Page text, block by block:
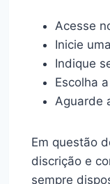
Acesse
Inicie
Indique
Escolha
Aguarde
Em questão
discrição e
sempre